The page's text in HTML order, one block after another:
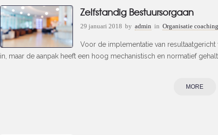
Zelfstandig Bestuursorgaan
29 januari 2018 by admin in Organisatie coaching
Voor de implementatie van
in, maar de aanpak heeft een hoog mechanistisch en normatief
MORE